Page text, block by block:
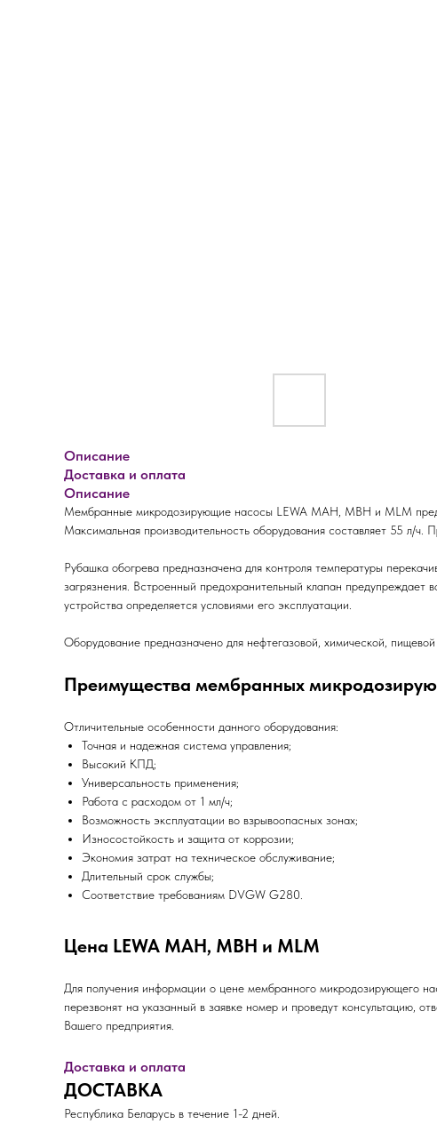
Описание
Доставка и оплата
Описание
Мембранные микродозирующие насосы LEWA MAH, MBH и MLM
Максимальная производительность оборудования составляет 55 л/
Рубашка обогрева предназначена для контроля температуры
загрязнения. Встроенный предохранительный клапан предупреждает
устройства определяется условиями его эксплуатации.
Оборудование предназначено для нефтегазовой, химической,
Преимущества мембранных
Отличительные особенности данного оборудования:
Точная и надежная система управления;
Высокий КПД;
Универсальность применения;
Работа с расходом от 1 мл/ч;
Возможность эксплуатации во взрывоопасных зонах;
Износостойкость и защита от коррозии;
Экономия затрат на техническое обслуживание;
Длительный срок службы;
Соответствие требованиям DVGW G280.
Цена LEWA MAH, MBH и MLM
Для получения информации о цене мембранного микродозирующего
перезвонят на указанный в заявке номер и проведут консультацию,
Вашего предприятия.
Доставка и оплата
ДОСТАВКА
Республика Беларусь в течение 1-2 дней.